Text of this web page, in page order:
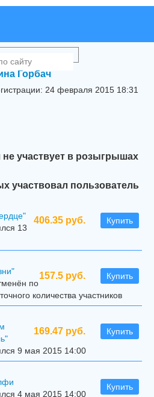
Горбач
24 февраля 2015 18:31
участвует в розыгрышах
участвовал пользователь
406.35 руб. Купить
13
157.5 руб. Купить
по
количества участников
169.47 руб. Купить
9 мая 2015 14:00
Купить
4 мая 2015 14:00